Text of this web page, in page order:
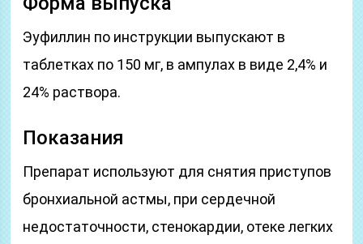
Эуфиллин по инструкции выпускают в
таблетках по 150 мг, в ампулах в виде 2,4% и
24% раствора.
Показания
Препарат используют для снятия приступов
бронхиальной астмы, при сердечной
недостаточности, стенокардии, отеке легких